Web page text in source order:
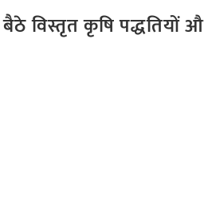
विस्तृत कृषि पद्धतियों